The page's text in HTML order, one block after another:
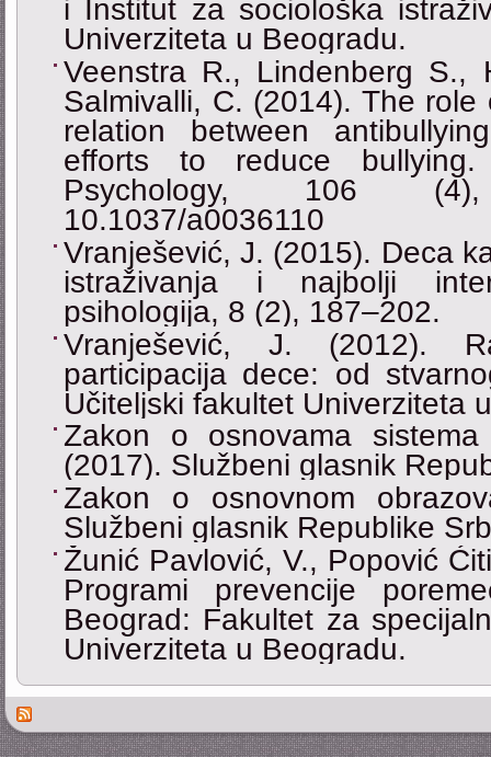
i Institut za sociološka
Univerziteta u Beogradu.
Veenstra R., Lindenberg S.,
Salmivalli, C. (2014). The
relation between
efforts to reduce
Psychology, 106
10.1037/a0036110
Vranješević, J. (2015). Deca
istraživanja i najbolji
psihologija, 8 (2), 187‒202.
Vranješević, J. (2012).
participacija dece: od
Učiteljski fakultet Univerziteta
Zakon o osnovama
(2017). Službeni glasnik
Zakon o osnovnom
Službeni glasnik Republike
Žunić Pavlović, V., Popović
Programi prevencije
Beograd: Fakultet za
Univerziteta u Beogradu.